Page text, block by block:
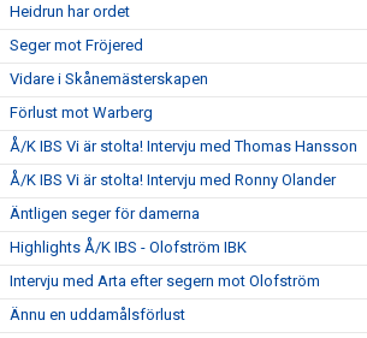
Heidrun har ordet
Seger mot Fröjered
Vidare i Skånemästerskapen
Förlust mot Warberg
Å/K IBS Vi är stolta! Intervju med Thomas Hansson
Å/K IBS Vi är stolta! Intervju med Ronny Olander
Äntligen seger för damerna
Highlights Å/K IBS - Olofström IBK
Intervju med Arta efter segern mot Olofström
Ännu en uddamålsförlust